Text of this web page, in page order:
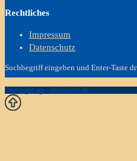
Rechtliches
Impressum
Datenschutz
Suchbegriff eingeben und Enter-Taste
Copyright agv-altlussheim.de